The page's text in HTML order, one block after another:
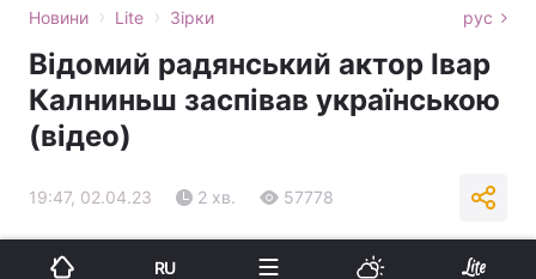
Новини › Lite › Зірки рус
Відомий радянський актор Івар
Калниньш заспівав українською
(відео)
19:47, 02.04.23 2 хв. 57778
Підпишіться на нас в Google
RU